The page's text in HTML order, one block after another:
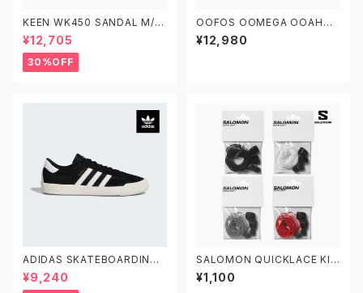
KEEN WK450 SANDAL M/10
28924 W/1028921 キーン メ
ンズ レディース ウォーキングシ
ューズ サンダル
¥12,705
30%OFF
OOFOS OOMEGA OOAHH
BLACK ウーフォス リカバリー
サンダル ウーメガ ウーアー ブラ
¥12,980
ADIDAS SKATEBOARDING
NORA GV6777 26.0-29.0
アディダス スケートボーディング
¥9,240
SALOMON QUICKLACE KIT
サロモン クイックレース 交換パ
ーツ
¥1,100